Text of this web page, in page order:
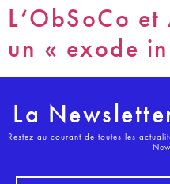
L’ObSoCo
un « exode
La
Restez au courant de toutes les